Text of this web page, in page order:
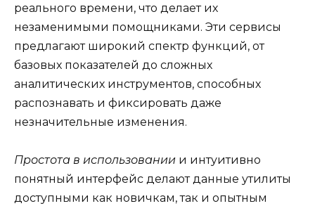
реального времени, что делает их
незаменимыми помощниками. Эти сервисы
предлагают широкий спектр функций, от
базовых показателей до сложных
аналитических инструментов, способных
распознавать и фиксировать даже
незначительные изменения.
Простота в использовании и интуитивно
понятный интерфейс делают данные утилиты
доступными как новичкам, так и опытным